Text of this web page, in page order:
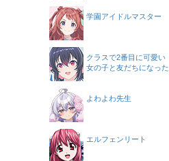
学園アイドルマスター
クラスで2番目に可愛い
女の子と友だちになった
よわよわ先生
エルフェンリート